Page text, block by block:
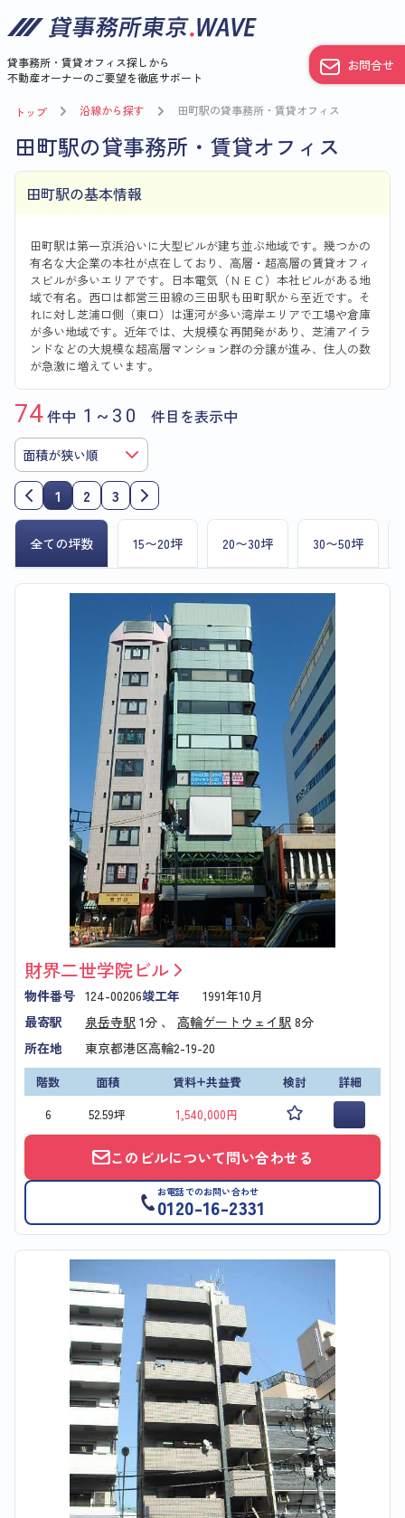
貸事務所・賃貸オフィス探しから
不動産オーナーのご要望を徹底サポート
お問合せ
トップ 沿線から探す 田町駅の貸事務所・賃貸オフィス
田町駅の貸事務所・賃貸オフィス
田町駅の基本情報
田町駅は第一京浜沿いに大型ビルが建ち並ぶ地域です。幾つかの
有名な大企業の本社が点在しており、高層・超高層の賃貸オフィ
スビルが多いエリアです。日本電気（ＮＥＣ）本社ビルがある地
域で有名。西口は都営三田線の三田駅も田町駅から至近です。そ
れに対し芝浦口側（東口）は運河が多い湾岸エリアで工場や倉庫
が多い地域です。近年では、大規模な再開発があり、芝浦アイラ
ンドなどの大規模な超高層マンション群の分譲が進み、住人の数
が急激に増えています。
74件中 1~30 件目を表示中
1 2 3
全ての坪数 15〜20坪 20〜30坪 30〜50坪
財界二世学院ビル
物件番号 124-00206竣工年
1991年10月
最寄駅
泉岳寺駅 1分 、 高輪ゲートウェイ駅 8分
所在地
東京都港区高輪2-19-20
階数 面積 賃料+共益費 検討
詳細
6
52.59坪 1,540,000円
このビルについて問い合わせる
お電話でのお問い合わせ
0120-16-2331